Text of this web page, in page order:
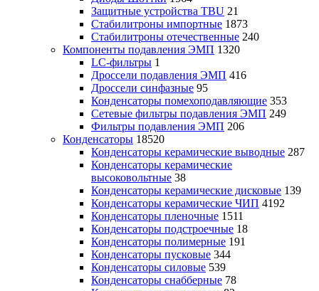
Защитные устройства TBU 21
Стабилитроны импортные 1873
Стабилитроны отечественные 240
Компоненты подавления ЭМП 1320
LC-фильтры 1
Дроссели подавления ЭМП 416
Дроссели синфазные 95
Конденсаторы помехоподавляющие 353
Сетевые фильтры подавления ЭМП 249
Фильтры подавления ЭМП 206
Конденсаторы 18520
Конденсаторы керамические выводные 287
Конденсаторы керамические
высоковольтные 38
Конденсаторы керамические дисковые 139
Конденсаторы керамические ЧИП 4192
Конденсаторы пленочные 1511
Конденсаторы подстроечные 18
Конденсаторы полимерные 191
Конденсаторы пусковые 344
Конденсаторы силовые 539
Конденсаторы снабберные 78